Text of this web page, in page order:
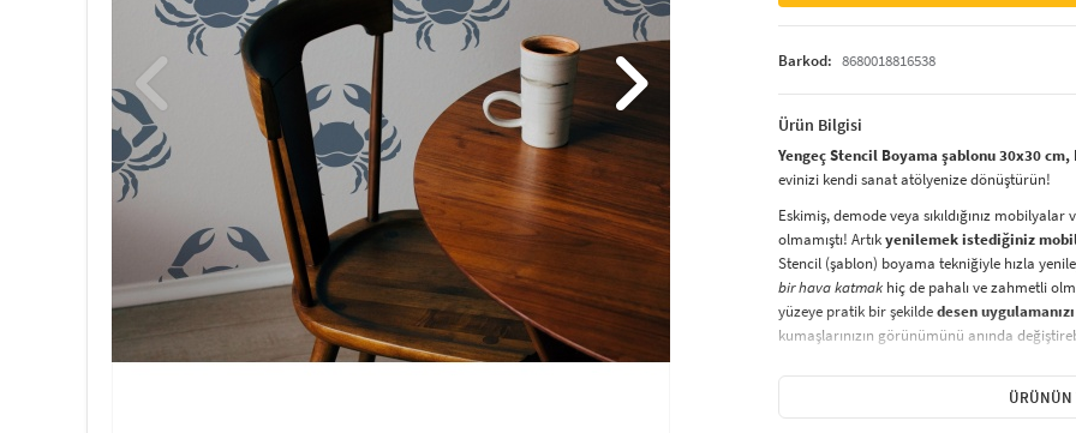
Barkod: 8680018816538
Ürün Bilgisi
Yengeç Stencil Boyama şablonu 30x30
evinizi kendi sanat atölyenize dönüştürün!
Eskimiş, demode veya sıkıldığınız
olmamıştı! Artıkyenilemek istediğiniz
Stencil (şablon) boyama tekniğiyle hızla
bir hava katmak hiç de pahalı ve zahmetli
yüzeye pratik bir şekildedesen uygulamanızı
kumaşlarınızın görünümünü anında
sabitleyip, istediğiniz renklerle boyama
boyama seti ile yaratıcı projeler
ÜRÜNÜN